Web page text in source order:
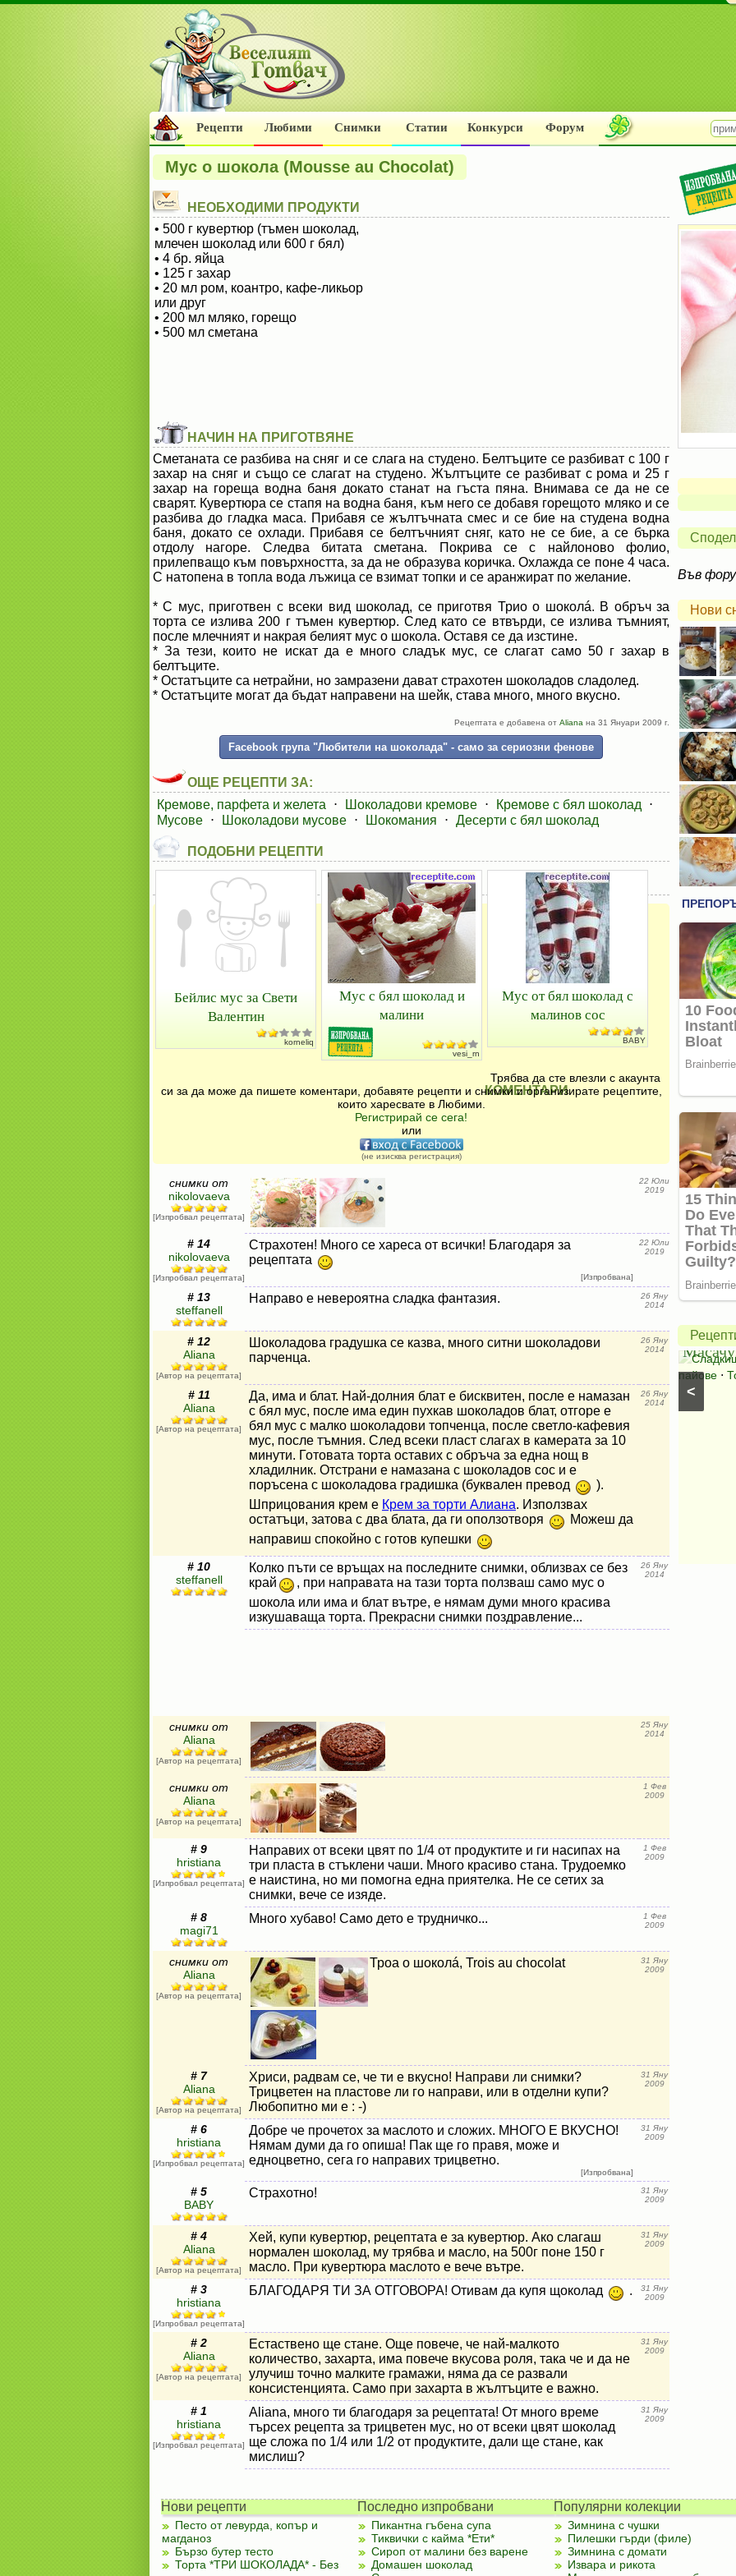
Рецепти Любими Снимки Статии Конкурси Форум
Мус о шокола (Mousse au Chocolat)
НЕОБХОДИМИ ПРОДУКТИ
• 500 г кувертюр (тъмен шоколад,
млечен шоколад или 600 г бял)
• 4 бр. яйца
• 125 г захар
• 20 мл ром, коантро, кафе-ликьор
или друг
• 200 мл мляко, горещо
• 500 мл сметана
НАЧИН НА ПРИГОТВЯНЕ
Сметаната се разбива на сняг и се слага на студено. Белтъците се разбиват с 100 г
захар на сняг и също се слагат на студено. Жълтъците се разбиват с рома и 25 г
захар на гореща водна баня докато станат на гъста пяна. Внимава се да не се
сварят. Кувертюра се стапя на водна баня, към него се добавя горещото мляко и се
разбива до гладка маса. Прибавя се жълтъчната смес и се бие на студена водна
баня, докато се охлади. Прибавя се белтъчният сняг, като не се бие, а се бърка
отдолу нагоре. Следва битата сметана. Покрива се с найлоново фолио,
прилепващо към повърхността, за да не образува коричка. Охлажда се поне 4 часа.
С натопена в топла вода лъжица се взимат топки и се аранжират по желание.
* С мус, приготвен с всеки вид шоколад, се приготвя Трио о шоколá. В обръч за
торта се излива 200 г тъмен кувертюр. След като се втвърди, се излива тъмният,
после млечният и накрая белият мус о шокола. Оставя се да изстине.
* За тези, които не искат да е много сладък мус, се слагат само 50 г захар в
белтъците.
* Остатъците са нетрайни, но замразени дават страхотен шоколадов сладолед.
* Остатъците могат да бъдат направени на шейк, става много, много вкусно.
Рецептата е добавена от Aliana на 31 Януари 2009 г.
Facebook група "Любители на шоколада" - само за сериозни фенове
ОЩЕ РЕЦЕПТИ ЗА:
Кремове, парфета и желета
⋅ Шоколадови кремове ⋅ Кремове с бял шоколад
⋅
Мусове ⋅ Шоколадови мусове ⋅ Шокомания ⋅ Десерти с бял шоколад
ПОДОБНИ РЕЦЕПТИ
Бейлис мус за Свети
Валентин
korneliq
Мус с бял шоколад и
малини
vesi_rn
Мус от бял шоколад с
малинов сос
BABY
КОМЕНТАРИ
Трябва да сте влезли с акаунта
си за да може да пишете коментари, добавяте рецепти и снимки и организирате рецептите,
които харесвате в Любими.
Регистрирай се сега!
или
(не изисква регистрация)
снимки от
nikolovaeva
[Изпробвал рецептата]
22 Юли
2019
# 14
nikolovaeva
[Изпробвал рецептата]
Страхотен! Много се хареса от всички! Благодаря за
рецептата
[Изпробвана]
22 Юли
2019
# 13
steffanell
Направо е невероятна сладка фантазия.
26 Яну
2014
# 12
Aliana
[Автор на рецептата]
Шоколадова градушка се казва, много ситни шоколадови
парченца.
26 Яну
2014
# 11
Aliana
[Автор на рецептата]
Да, има и блат. Най-долния блат е бисквитен, после е намазан
с бял мус, после има един пухкав шоколадов блат, отгоре е
бял мус с малко шоколадови топченца, после светло-кафевия
мус, после тъмния. След всеки пласт слагах в камерата за 10
минути. Готовата торта оставих с обръча за една нощ в
хладилник. Отстрани е намазана с шоколадов сос и е
поръсена с шоколадова градишка (буквален превод
).
Шприцования крем е Крем за торти Алиана. Използвах
остатъци, затова с два блата, да ги оползотворя
Можеш да
направиш спокойно с готов купешки
26 Яну
2014
# 10
steffanell
Колко пъти се връщах на последните снимки, облизвах се без
край
, при направата на тази торта ползваш само мус о
шокола или има и блат вътре, е нямам думи много красива
изкушаваща торта. Прекрасни снимки поздравление...
26 Яну
2014
снимки от
Aliana
[Автор на рецептата]
25 Яну
2014
снимки от
Aliana
[Автор на рецептата]
1 Фев
2009
# 9
hristiana
[Изпробвал рецептата]
Направих от всеки цвят по 1/4 от продуктите и ги насипах на
три пласта в стъклени чаши. Много красиво стана. Трудоемко
е наистина, но ми помогна една приятелка. Не се сетих за
снимки, вече се изяде.
1 Фев
2009
# 8
magi71
Много хубаво! Само дето е трудничко...
1 Фев
2009
снимки от
Aliana
[Автор на рецептата]
Троа о шоколá, Trois au chocolat
31 Яну
2009
# 7
Aliana
[Автор на рецептата]
Хриси, радвам се, че ти е вкусно! Направи ли снимки?
Трицветен на пластове ли го направи, или в отделни купи?
Любопитно ми е : -)
31 Яну
2009
# 6
hristiana
[Изпробвал рецептата]
Добре че прочетох за маслото и сложих. МНОГО Е ВКУСНО!
Нямам думи да го опиша! Пак ще го правя, може и
едноцветно, сега го направих трицветно.
[Изпробвана]
31 Яну
2009
# 5
BABY
Страхотно!
31 Яну
2009
# 4
Aliana
[Автор на рецептата]
Хей, купи кувертюр, рецептата е за кувертюр. Ако слагаш
нормален шоколад, му трябва и масло, на 500г поне 150 г
масло. При кувертюра маслото е вече вътре.
31 Яну
2009
# 3
hristiana
[Изпробвал рецептата]
БЛАГОДАРЯ ТИ ЗА ОТГОВОРА! Отивам да купя щоколад .
31 Яну
2009
# 2
Aliana
[Автор на рецептата]
Естаствено ще стане. Още повече, че най-малкото
количество, захарта, има повече вкусова роля, така че и да не
улучиш точно малките грамажи, няма да се развали
консистенцията. Само при захарта в жълтъците е важно.
31 Яну
2009
# 1
hristiana
[Изпробвал рецептата]
Aliana, много ти благодаря за рецептата! От много време
търсех рецепта за трицветен мус, но от всеки цвят шоколад
ще сложа по 1/4 или 1/2 от продуктите, дали ще стане, как
мислиш?
31 Яну
2009
Във
Нови
<
Салата
Букет
салати)
пай
от
пайове ⋅
Нови рецепти
Песто от левурда, копър и
магданоз
Бързо бутер тесто
Торта *ТРИ ШОКОЛАДА* - Без
Последно изпробвани
Пикантна гъбена супа
Тиквички с кайма *Ети*
Сироп от малини без варене
Домашен шоколад
Популярни колекции
Зимнина с чушки
Пилешки гърди (филе)
Зимнина с домати
Извара и рикота